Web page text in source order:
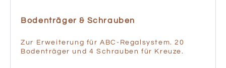
Bodenträger & Schrauben
Zur Erweiterung für ABC-Regalsystem. 20
Bodenträger und 4 Schrauben für Kreuze.